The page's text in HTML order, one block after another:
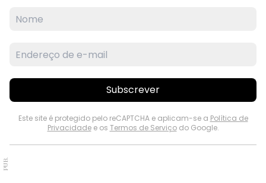
Subscrever
Este site é protegido pelo reCAPTCHA e aplicam-se a Política de
Privacidadee os Termos de Serviçodo Google.
PUB.